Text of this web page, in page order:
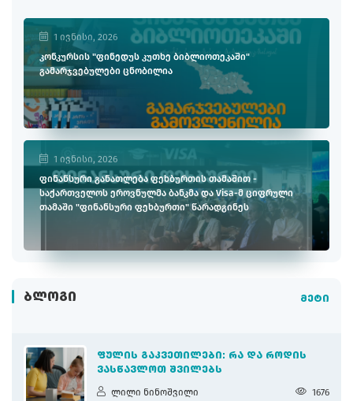
1 ივნისი, 2026
კონკურსის "ფინედუს კუთხე ბიბლიოთეკაში"
გამარჯვებულები ცნობილია
1 ივნისი, 2026
ფინანსური განათლება ფეხბურთის თამაშით -
საქართველოს ეროვნულმა ბანკმა და Visa-მ ციფრული
თამაში "ფინანსური ფეხბურთი" წარადგინეს
ᲑᲚᲝᲒᲘ მეტი
ᲤᲣᲚᲘᲡ ᲒᲐᲙᲕᲔᲗᲘᲚᲔᲑᲘ: ᲠᲐ ᲓᲐ ᲠᲝᲓᲘᲡ
ᲕᲐᲡᲬᲐᲕᲚᲝᲗ ᲨᲕᲘᲚᲔᲑᲡ
ლილი ნინოშვილი 1676